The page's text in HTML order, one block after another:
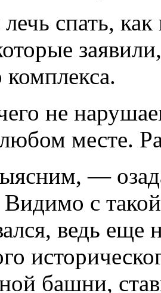
спать,
не
месте.
—
с
ведь еще
башни,